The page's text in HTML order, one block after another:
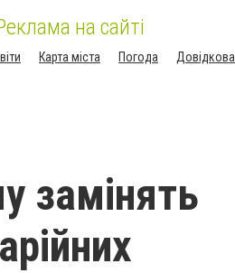
на сайті
Карта міста Погода
Довідкова
замінять